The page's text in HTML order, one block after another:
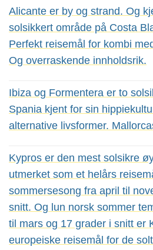
Alicante er by og strand. Og
solsikkert område på Costa
Perfekt reisemål for kombi
Og overraskende innholdsrik.
Ibiza og Formentera er to
Spania kjent for sin
alternative livsformer.
Kypros er den mest solsikre
utmerket som et helårs
sommersesong fra april til
snitt. Og lun norsk sommer
til mars og 17 grader i snitt er
europeiske reisemål for de